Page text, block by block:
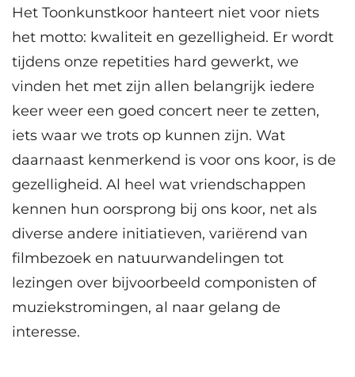
Het Toonkunstkoor hanteert niet voor niets
het motto: kwaliteit en gezelligheid. Er wordt
tijdens onze repetities hard gewerkt, we
vinden het met zijn allen belangrijk iedere
keer weer een goed concert neer te zetten,
iets waar we trots op kunnen zijn. Wat
daarnaast kenmerkend is voor ons koor, is de
gezelligheid. Al heel wat vriendschappen
kennen hun oorsprong bij ons koor, net als
diverse andere initiatieven, variërend van
filmbezoek en natuurwandelingen tot
lezingen over bijvoorbeeld componisten of
muziekstromingen, al naar gelang de
interesse.